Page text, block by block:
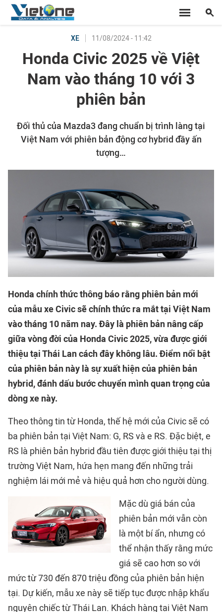
XE 11/08/2024 - 11:42
Honda Civic 2025 về Việt
Nam vào tháng 10 với 3
phiên bản
Đối thủ của Mazda3 đang chuẩn bị trình làng tại
Việt Nam với phiên bản động cơ hybrid đầy ấn
tượng…
Honda chính thức thông báo rằng phiên bản mới
của mẫu xe Civic sẽ chính thức ra mắt tại Việt Nam
vào tháng 10 năm nay. Đây là phiên bản nâng cấp
giữa vòng đời của Honda Civic 2025, vừa được giới
thiệu tại Thái Lan cách đây không lâu. Điểm nổi bật
của phiên bản này là sự xuất hiện của phiên bản
hybrid, đánh dấu bước chuyển mình quan trọng của
dòng xe này.
Theo thông tin từ Honda, thế hệ mới của Civic sẽ có
ba phiên bản tại Việt Nam: G, RS và e RS. Đặc biệt, e
RS là phiên bản hybrid đầu tiên được giới thiệu tại thị
trường Việt Nam, hứa hẹn mang đến những trải
nghiệm lái mới mẻ và hiệu quả hơn cho người dùng.
Mặc dù giá bán của
phiên bản mới vẫn còn
là một bí ẩn, nhưng có
thể nhận thấy rằng mức
giá sẽ cao hơn so với
mức từ 730 đến 870 triệu đồng của phiên bản hiện
tại. Dự kiến, mẫu xe này sẽ tiếp tục được nhập khẩu
nguyên chiếc từ Thái Lan. Khách hàng tại Việt Nam